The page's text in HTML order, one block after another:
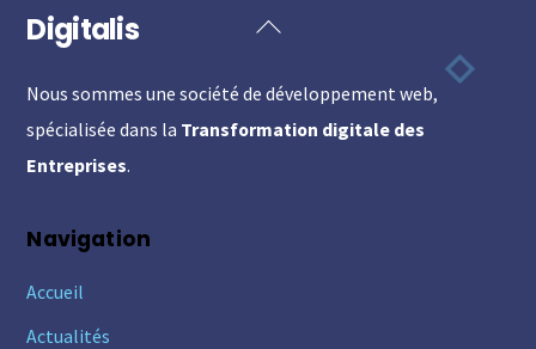
Back
Top
Digitalis
Nous sommes une société de développement web,
spécialisée dans la Transformation digitale des
Entreprises.
Navigation
Accueil
Actualités